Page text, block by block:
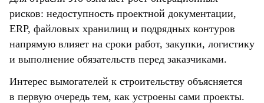
рисков: недоступность проектной документации,
ERP, файловых хранилищ и подрядных контуров
напрямую влияет на сроки работ, закупки, логистику
и выполнение обязательств перед заказчиками.
Интерес вымогателей к строительству объясняется
в первую очередь тем, как устроены сами проекты.